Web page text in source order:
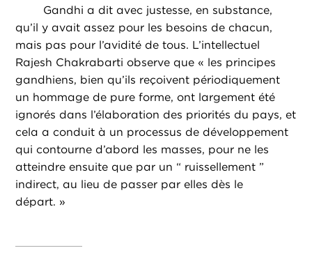
Gandhi a dit avec justesse, en substance,
qu’il y avait assez pour les besoins de chacun,
mais pas pour l’avidité de tous. L’intellectuel
Rajesh Chakrabarti observe que « les principes
gandhiens, bien qu’ils reçoivent périodiquement
un hommage de pure forme, ont largement été
ignorés dans l’élaboration des priorités du pays, et
cela a conduit à un processus de développement
qui contourne d’abord les masses, pour ne les
atteindre ensuite que par un “ ruissellement ”
indirect, au lieu de passer par elles dès le
départ. »